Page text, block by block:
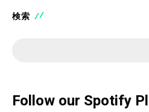
検索
Follow our Spotify